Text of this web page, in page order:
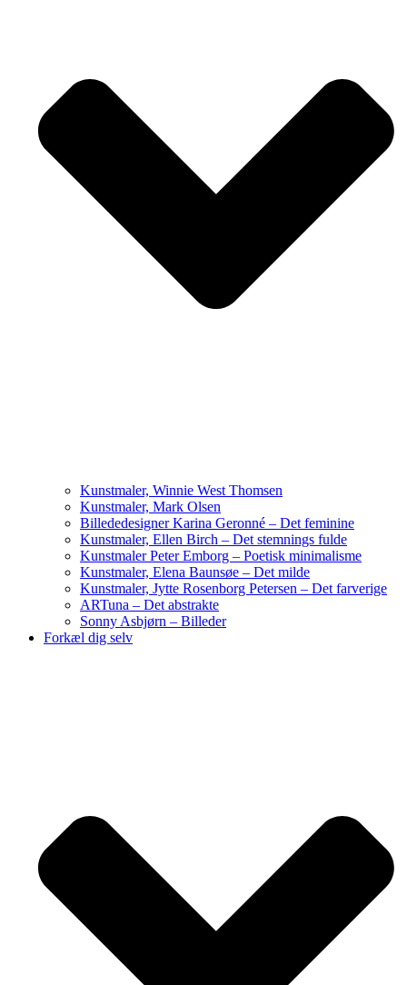
Kunstmaler, Winnie West Thomsen
Kunstmaler, Mark Olsen
Billededesigner Karina Geronné – Det feminine
Kunstmaler, Ellen Birch – Det stemnings fulde
Kunstmaler Peter Emborg – Poetisk minimalisme
Kunstmaler, Elena Baunsøe – Det milde
Kunstmaler, Jytte Rosenborg Petersen – Det farverige
ARTuna – Det abstrakte
Sonny Asbjørn – Billeder
Forkæl dig selv